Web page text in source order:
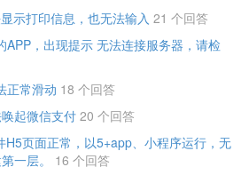
示打印信息，也无法输入 21 个回答
APP，出现提示 无法连接服务器，请检
正常滑动 18 个回答
起微信支付 20 个回答
H5页面正常，以5+app、小程序运行，无
一层。
16 个回答